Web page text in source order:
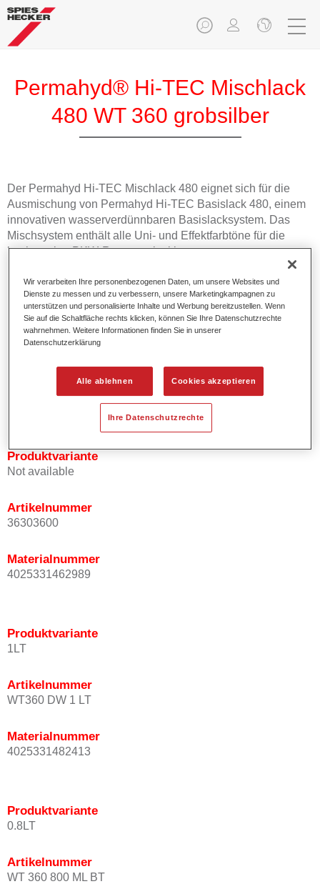
Permahyd® Hi-TEC Mischlack
480 WT 360 grobsilber
Der Permahyd Hi-TEC Mischlack 480 eignet sich für die
Ausmischung von Permahyd Hi-TEC Basislack 480, einem
innovativen wasserverdünnbaren Basislacksystem. Das
Mischsystem enthält alle Uni- und Effektfarbtöne für die
hochwertige PKW-Reparaturlackierung.
Produktmerkmale
Einfach und schnell zu verarbeiten.
Bietet eine hohe Farbtongenauigkeit und gleichmäßige
Effektausrichtung.
Fördert kurze Prozesszeiten.
Ermöglicht einfaches und sicheres Einlackieren.
Kann variabel eingesetzt werden, z.B. für Innenraum-,
Mehrschicht- und Mehrfarbenlackierungen.
Produktvariante
Not available
Artikelnummer
36303600
Materialnummer
4025331462989
Produktvariante
1LT
Artikelnummer
WT360 DW 1 LT
Materialnummer
4025331482413
Produktvariante
0.8LT
Artikelnummer
WT 360 800 ML BT
Wir verarbeiten Ihre personenbezogenen Daten, um unsere Websites und
Dienste zu messen und zu verbessern, unsere Marketingkampagnen zu
unterstützen und personalisierte Inhalte und Werbung bereitzustellen. Wenn
Sie auf die Schaltfläche rechts klicken, können Sie Ihre Datenschutzrechte
wahrnehmen. Weitere Informationen finden Sie in unserer
Datenschutzerklärung
Alle ablehnen Cookies akzeptieren
Ihre Datenschutzrechte